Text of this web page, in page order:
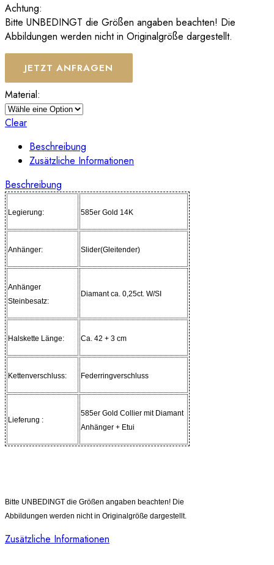
Achtung:
Bitte UNBEDINGT die Größen angaben beachten! Die
Abbildungen werden nicht in Originalgröße dargestellt.
JETZT ANFRAGEN
Material:
Clear
Beschreibung
Zusätzliche Informationen
Beschreibung
Legierung: 585er Gold 14K
Anhänger: Slider(Gleitender)
Anhänger
Steinbesatz:
Diamant ca. 0,25ct. W/SI
Halskette Länge: Ca. 42 + 3 cm
Kettenverschluss: Federringverschluss
Lieferung :
585er Gold Collier mit Diamant
Anhänger + Etui
Bitte UNBEDINGT die Größen angaben beachten! Die
Abbildungen werden nicht in Originalgröße dargestellt.
Zusätzliche Informationen